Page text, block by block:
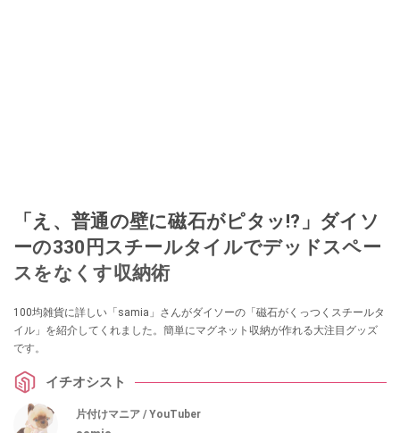
「え、普通の壁に磁石がピタッ!?」ダイソ
ーの330円スチールタイルでデッドスペー
スをなくす収納術
100均雑貨に詳しい「samia」さんがダイソーの「磁石がくっつくスチールタ
イル」を紹介してくれました。簡単にマグネット収納が作れる大注目グッズ
です。
イチオシスト
片付けマニア / YouTuber